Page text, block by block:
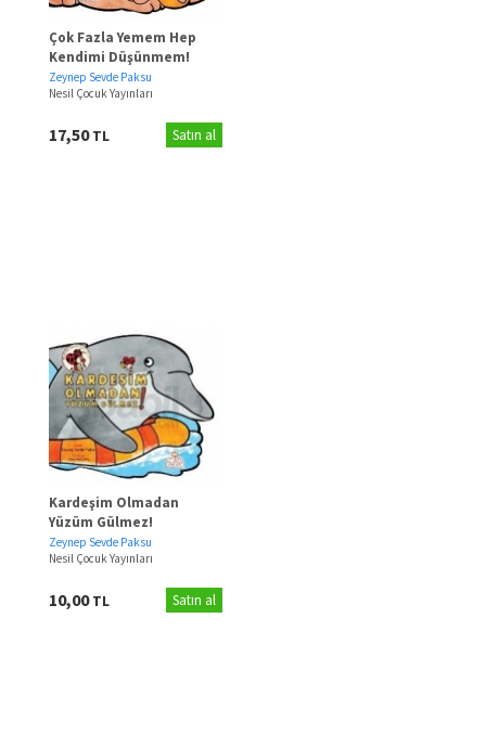
Çok Fazla Yemem Hep
Kendimi Düşünmem!
Zeynep Sevde Paksu
Nesil Çocuk Yayınları
17,50TL Satın al
Kardeşim Olmadan
Yüzüm Gülmez!
Zeynep Sevde Paksu
Nesil Çocuk Yayınları
10,00TL Satın al